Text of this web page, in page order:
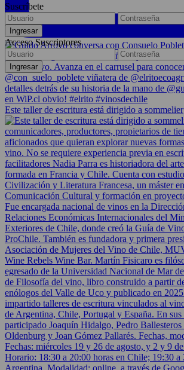
Este taller de escritura está dirigido a sommelier
Suscríbete
Acceso Suscriptores